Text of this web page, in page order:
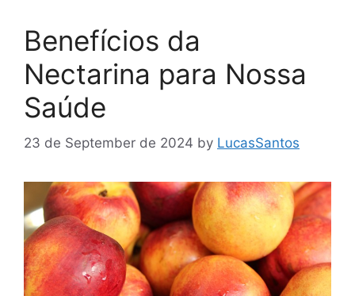
Benefícios da
Nectarina para Nossa
Saúde
23 de September de 2024 by LucasSantos